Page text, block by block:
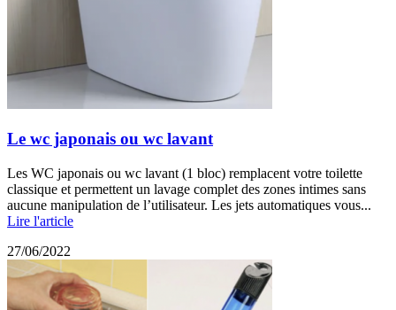
Le wc japonais ou wc lavant
Les WC japonais ou wc lavant (1 bloc) remplacent votre toilette
classique et permettent un lavage complet des zones intimes sans
aucune manipulation de l’utilisateur. Les jets automatiques vous...
Lire l'article
27/06/2022